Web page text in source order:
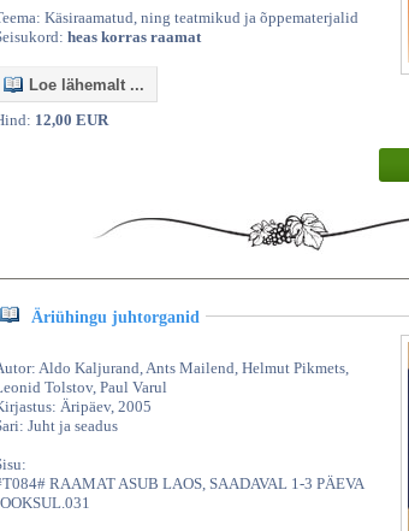
Käsiraamatud, ning teatmikud ja õppematerjalid
heas korras raamat
Loe lähemalt ...
12,00 EUR
Äriühingu juhtorganid
Aldo Kaljurand, Ants Mailend, Helmut Pikmets,
Tolstov, Paul Varul
Äripäev, 2005
Juht ja seadus
RAAMAT ASUB LAOS, SAADAVAL 1-3 PÄEVA